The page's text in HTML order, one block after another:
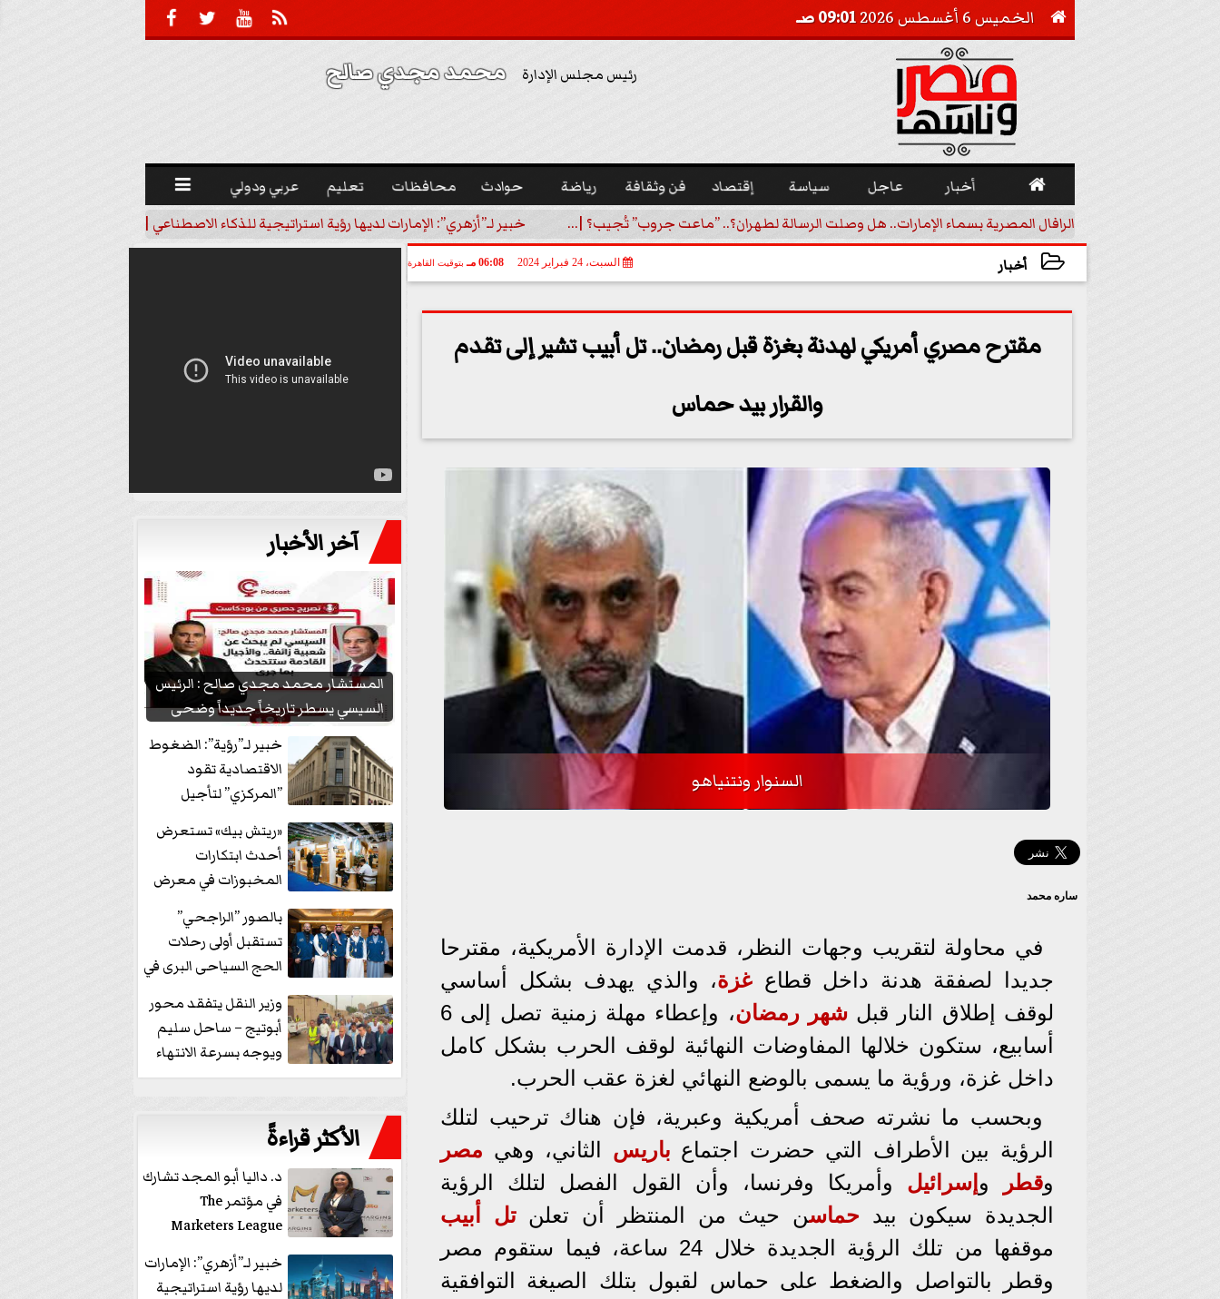
  

 الخميس 6 أغسطس 2026 09:01 صـ
رئيس مجلس الإدارة محمد مجدي صالح
 أخبار عاجل سياسة إقتصاد فن وثقافة رياضة حوادث محافظات تعليم عربي ودولي 
الرافال المصرية بسماء الإمارات.. هل وصلت الرسالة لطهران؟.. ”ماعت جروب” تُجيب؟ |... خبير لـ”أزهري”: الإمارات لديها رؤية استراتيجية للذكاء الاصطناعي | فيديو
أخبار السبت، 24 فبراير 2024 06:08 مـ بتوقيت القاهرة
مقترح مصري أمريكي لهدنة بغزة قبل رمضان.. تل أبيب تشير إلى تقدم
والقرار بيد حماس
السنوار ونتنياهو
ساره محمد
في محاولة لتقريب وجهات النظر، قدمت الإدارة الأمريكية، مقترحا
جديدا لصفقة هدنة داخل قطاع غزة، والذي يهدف بشكل أساسي
لوقف إطلاق النار قبلشهر رمضان
، وإعطاء مهلة زمنية تصل إلى 6
أسابيع، ستكون خلالها المفاوضات النهائية لوقف الحرب بشكل كامل
داخل غزة، ورؤية ما يسمى بالوضع النهائي لغزة عقب الحرب.
وبحسب ما نشرته صحف أمريكية وعبرية، فإن هناك ترحيب لتلك
الرؤية بين الأطراف التي حضرت اجتماع باريس الثاني، وهي مصر
وقطر و إسرائيل وأمريكا وفرنسا، وأن القول الفصل لتلك الرؤية
الجديدة سيكون بيد حماسن حيث من المنتظر أن تعلنتل أبيب
موقفها من تلك الرؤية الجديدة خلال 24 ساعة، فيما ستقوم مصر
وقطر بالتواصل والضغط على حماس لقبول بتلك الصيغة التوافقية
آخر الأخبار
المستشار محمد مجدي صالح : الرئيس
السيسي يسطر تاريخاً جديداً وضحى
بشعبيته...
خبير لـ”رؤية”: الضغوط
الاقتصادية تقود
”المركزي” لتأجيل
«ريتش بيك» تستعرض
أحدث ابتكارات
المخبوزات في معرض
منتجات...
بالصور ”الراجحي”
تستقبل أولى رحلات
الحج السياحى البرى في
وزير النقل يتفقد محور
أبوتيج – ساحل سليم
ويوجه بسرعة الانتهاء
من...
الأكثر قراءةً
د. داليا أبو المجد تشارك
في مؤتمر The
Marketers League
وتدير جلسة...
خبير لـ”أزهري”: الإمارات
لديها رؤية استراتيجية